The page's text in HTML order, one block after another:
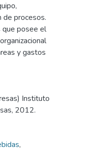
de procesos.
posee el
y gastos
Instituto
2012.
,